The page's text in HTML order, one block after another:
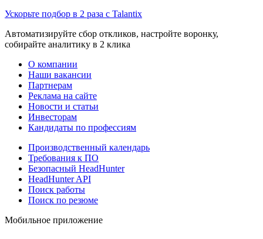
Ускорьте подбор в 2 раза с Talantix
Автоматизируйте сбор откликов, настройте воронку,
собирайте аналитику в 2 клика
О компании
Наши вакансии
Партнерам
Реклама на сайте
Новости и статьи
Инвесторам
Кандидаты по профессиям
Производственный календарь
Требования к ПО
Безопасный HeadHunter
HeadHunter API
Поиск работы
Поиск по резюме
Мобильное приложение